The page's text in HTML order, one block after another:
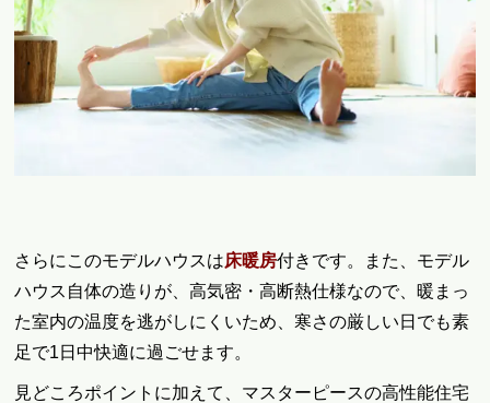
さらにこのモデルハウスは床暖房付きです。また、モデル
ハウス自体の造りが、高気密・高断熱仕様なので、暖まっ
た室内の温度を逃がしにくいため、寒さの厳しい日でも素
足で1日中快適に過ごせます。
見どころポイントに加えて、マスターピースの高性能住宅